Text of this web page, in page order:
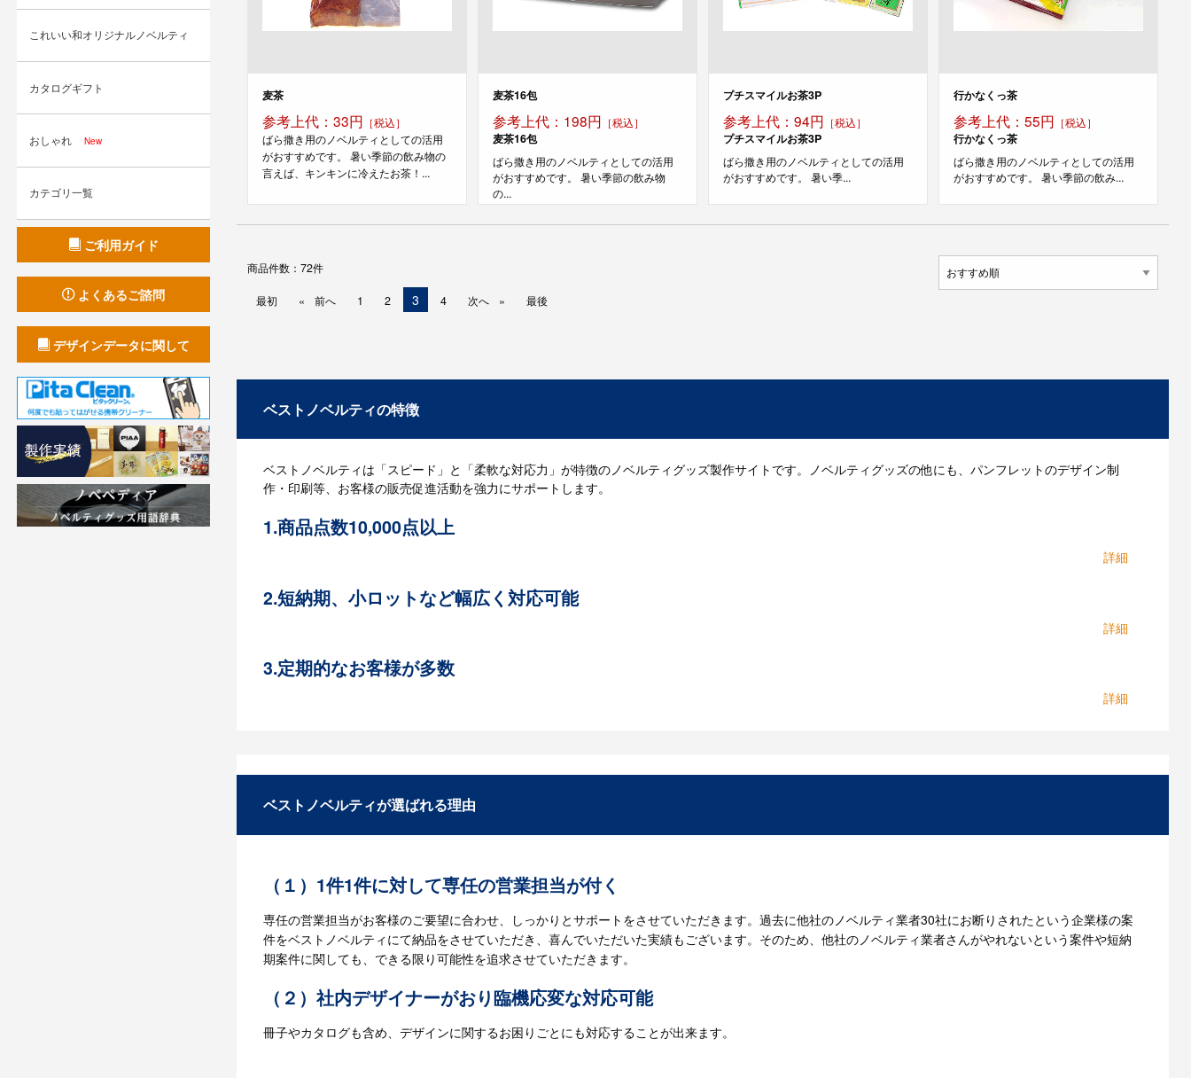
麦茶
参考上代：33円 ［税込］
ばら撒き用のノベルティとしての活用
がおすすめです。 暑い季節の飲み物の
言えば、キンキンに冷えたお茶！...
麦茶16包
参考上代：198円 ［税込］
麦茶16包
ばら撒き用のノベルティとしての活用
がおすすめです。 暑い季節の飲み物
の...
プチスマイルお茶3P
参考上代：94円 ［税込］
プチスマイルお茶3P
ばら撒き用のノベルティとしての活用
がおすすめです。 暑い季...
行かなくっ茶
参考上代：55円 ［税込］
行かなくっ茶
ばら撒き用のノベルティとしての活用
がおすすめです。 暑い季節の飲み...
商品件数：72件
最初 前へ 1 2
現
ー
3 4 次へ 最後
ベストノベルティの特徴
ベストノベルティは「スピード」と「柔軟な対応力」が特徴のノベルティグッズ製作サイトです。ノベルティグッズの他にも、パンフレットのデザイン制
作・印刷等、お客様の販売促進活動を強力にサポートします。
1.商品点数10,000点以上
客様のニーズに合わせてスピーディーにご提案いたします。
2.短納期、小ロットなど幅広く対応可能
をいただいております。
3.定期的なお客様が多数
ベストノベルティが選ばれる理由
（１）1件1件に対して専任の営業担当が付く
専任の営業担当がお客様のご要望に合わせ、しっかりとサポートをさせていただきます。過去に他社のノベルティ業者30社にお断りされたという企業様の案
件をベストノベルティにて納品をさせていただき、喜んでいただいた実績もございます。そのため、他社のノベルティ業者さんがやれないという案件や短納
期案件に関しても、できる限り可能性を追求させていただきます。
（２）社内デザイナーがおり臨機応変な対応可能
冊子やカタログも含め、デザインに関するお困りごとにも対応することが出来ます。
これいい和オリジナルノベルティ
カタログギフト
おしゃれ New
カテゴリ一覧
ご利用ガイド
よくあるご諮問
デザインデータに関して